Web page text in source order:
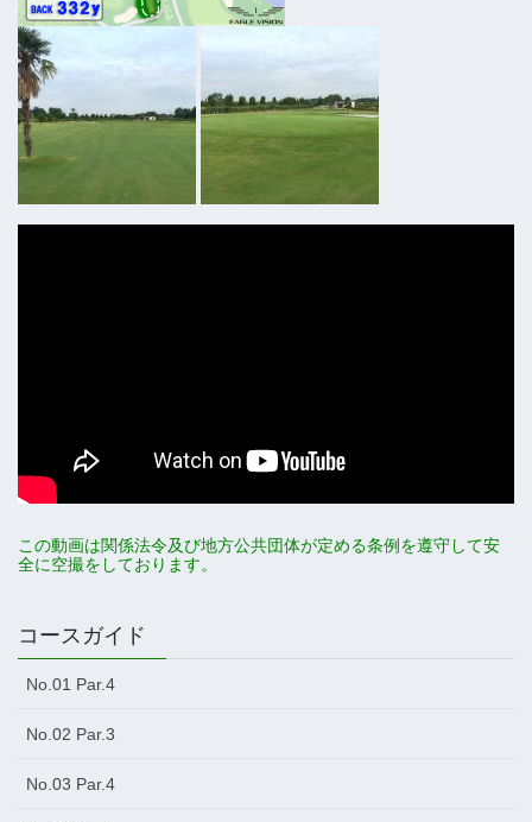
この動画は関係法令及び地方公共団体が定める条例を遵守して安
全に空撮をしております。
コースガイド
No.01 Par.4
No.02 Par.3
No.03 Par.4